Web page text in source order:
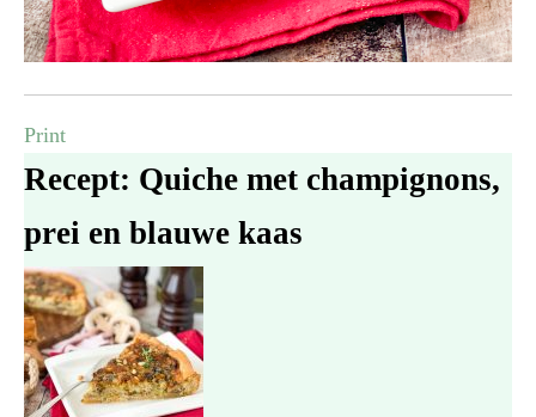
Print
Recept: Quiche met champignons,
prei en blauwe kaas